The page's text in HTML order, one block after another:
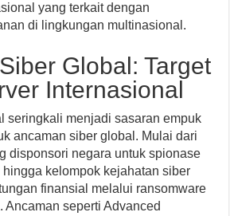
yang terkait dengan
di lingkungan multinasional.
Global: Target
Internasional
seringkali menjadi sasaran empuk
ancaman siber global. Mulai dari
disponsori negara untuk spionase
kelompok kejahatan siber
finansial melalui ransomware
Ancaman seperti Advanced